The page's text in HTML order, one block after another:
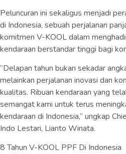
Peluncuran ini sekaligus menjadi
di Indonesia, sebuah perjalanan
komitmen V-KOOL dalam
kendaraan berstandar tinggi bagi
“Delapan tahun bukan sekadar
melainkan perjalanan inovasi dan
kualitas. Ribuan kendaraan yang
semangat kami untuk terus
kendaraan di Indonesia,” ungkap
Indo Lestari, Lianto Winata.
8 Tahun V-KOOL PPF Di Indonesia